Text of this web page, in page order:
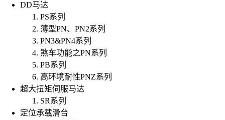
DD马达
PS系列
薄型PN、PN2系列
PN3&PN4系列
煞车功能之PN系列
PB系列
高环境耐性PNZ系列
超大扭矩伺服马达
SR系列
定位承载滑台